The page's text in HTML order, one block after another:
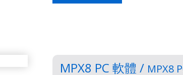
MPX8 PC 軟體 / MPX8